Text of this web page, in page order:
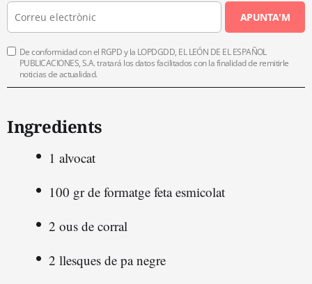
APUNTA'M
De conformidad con el RGPD y la LOPDGDD, EL LEÓN DE EL ESPAÑOL
PUBLICACIONES, S.A. tratará los datos facilitados con la finalidad de remitirle
noticias de actualidad.
Ingredients
1 alvocat
100 gr de formatge feta esmicolat
2 ous de corral
2 llesques de pa negre